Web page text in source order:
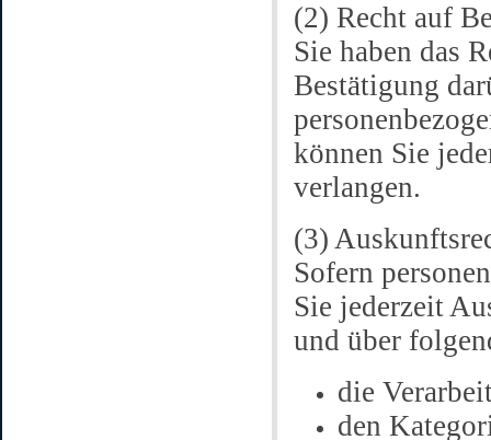
(2) Recht auf
Sie haben das
Bestätigung
können Sie
verlangen.
(3)
Sofern
Sie jederzeit
und über
die
den